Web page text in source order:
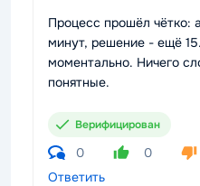
Процесс прошёл чётко:
минут, решение - ещё
моментально. Ничего
понятные.
Верифицирован
0 0
Ответить